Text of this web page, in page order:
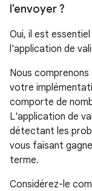
l'envoyer ?
Oui, il est
l'application de
Nous
votre
comporte de
L'application de
détectant les
vous faisant
terme.
Considérez-le